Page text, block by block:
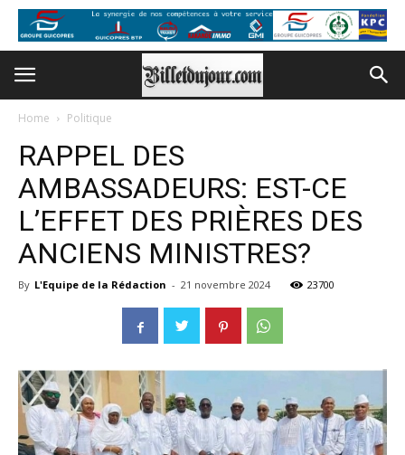
Home Politique
RAPPEL DES
AMBASSADEURS: EST-CE
L’EFFET DES PRIÈRES DES
ANCIENS MINISTRES?
By L'Equipe de la Rédaction - 21 novembre 2024 23700